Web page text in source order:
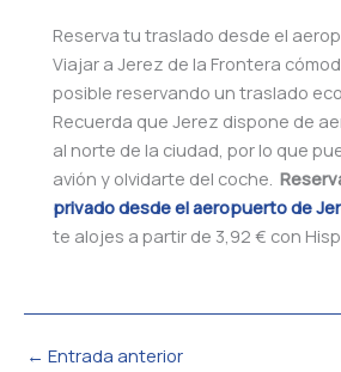
Reserva tu traslado desde el
Viajar a Jerez de la Frontera
posible reservando un traslado
Recuerda que Jerez dispone de
al norte de la ciudad, por lo que
avión y olvidarte del coche.
privado desde el aeropuerto de
te alojes a partir de 3,92 € con
← Entrada anterior